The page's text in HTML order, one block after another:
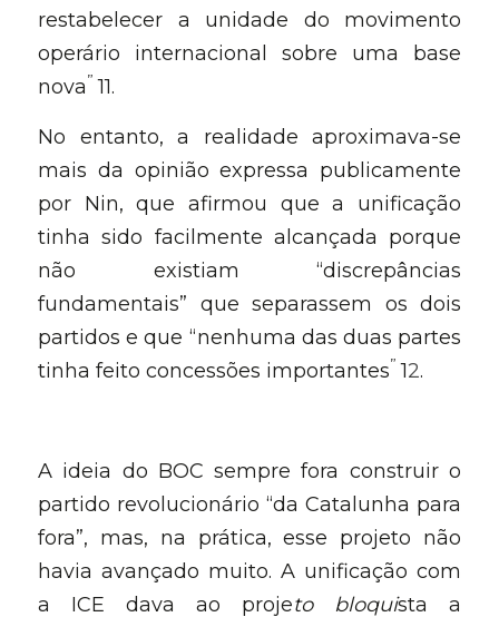
restabelecer a unidade do movimento
operário internacional sobre uma base
nova” 11.
No entanto, a realidade aproximava-se
mais da opinião expressa publicamente
por Nin, que afirmou que a unificação
tinha sido facilmente alcançada porque
não existiam “discrepâncias
fundamentais” que separassem os dois
partidos e que “nenhuma das duas partes
tinha feito concessões importantes” 12
A ideia do BOC sempre fora construir o
partido revolucionário “da Catalunha para
fora”, mas, na prática, esse projeto não
havia avançado muito. A unificação com
a ICE dava ao projeto bloquista a